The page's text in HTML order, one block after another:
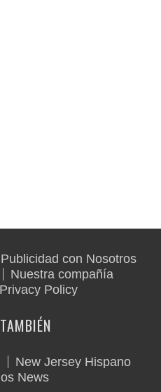
Publicidad con Nosotros
Nuestra compañía
Privacy Policy
New Jersey Hispano
News